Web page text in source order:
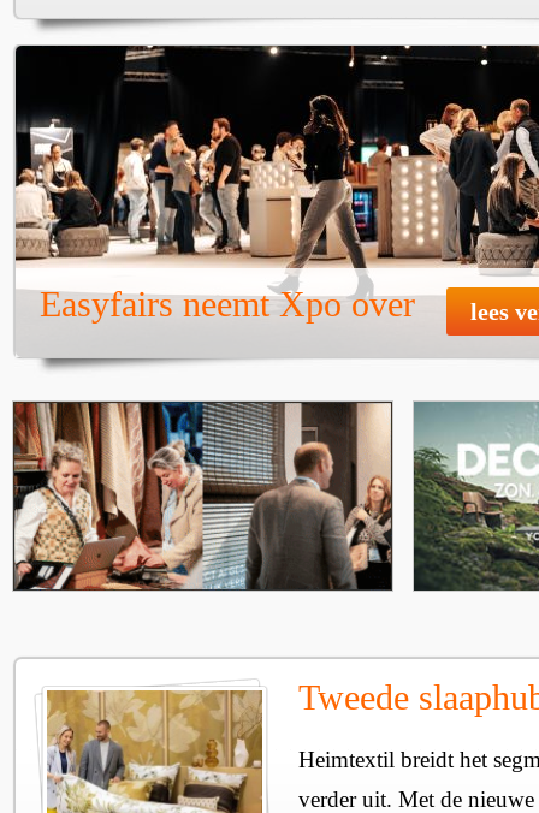
Easyfairs neemt Xpo over lees
Tweede
Heimtextil breidt het
verder uit. Met de